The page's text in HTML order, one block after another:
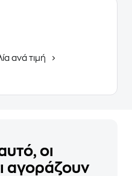
ανά τιμή
οι
αγοράζουν